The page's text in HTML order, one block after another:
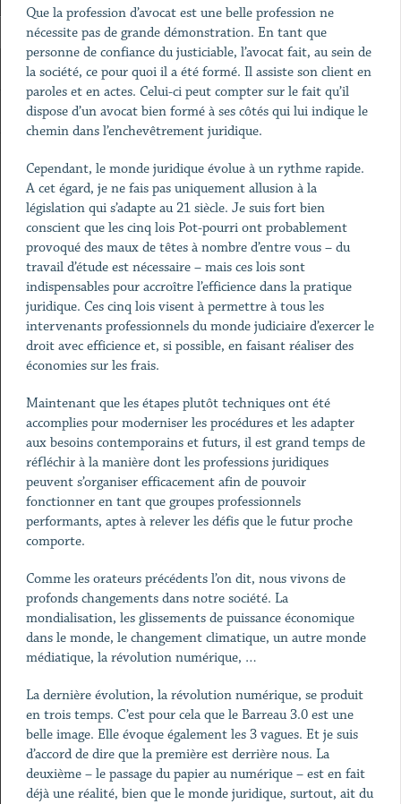
Que la profession d’avocat est une belle profession ne
nécessite pas de grande démonstration. En tant que
personne de confiance du justiciable, l’avocat fait, au sein de
la société, ce pour quoi il a été formé. Il assiste son client en
paroles et en actes. Celui-ci peut compter sur le fait qu’il
dispose d’un avocat bien formé à ses côtés qui lui indique le
chemin dans l’enchevêtrement juridique.
Cependant, le monde juridique évolue à un rythme rapide.
A cet égard, je ne fais pas uniquement allusion à la
législation qui s’adapte au 21siècle. Je suis fort bien
conscient que les cinq lois Pot-pourri ont probablement
provoqué des maux de têtes à nombre d’entre vous – du
travail d’étude est nécessaire – mais ces lois sont
indispensables pour accroître l’efficience dans la pratique
juridique. Ces cinq lois visent à permettre à tous les
intervenants professionnels du monde judiciaire d’exercer le
droit avec efficience et, si possible, en faisant réaliser des
économies sur les frais.
Maintenant que les étapes plutôt techniques ont été
accomplies pour moderniser les procédures et les adapter
aux besoins contemporains et futurs, il est grand temps de
réfléchir à la manière dont les professions juridiques
peuvent s’organiser efficacement afin de pouvoir
fonctionner en tant que groupes professionnels
performants, aptes à relever les défis que le futur proche
comporte.
Comme les orateurs précédents l’on dit, nous vivons de
profonds changements dans notre société. La
mondialisation, les glissements de puissance économique
dans le monde, le changement climatique, un autre monde
médiatique, la révolution numérique, …
La dernière évolution, la révolution numérique, se produit
en trois temps. C’est pour cela que le Barreau 3.0 est une
belle image. Elle évoque également les 3 vagues. Et je suis
d’accord de dire que la première est derrière nous. La
deuxième – le passage du papier au numérique – est en fait
déjà une réalité, bien que le monde juridique, surtout, ait du